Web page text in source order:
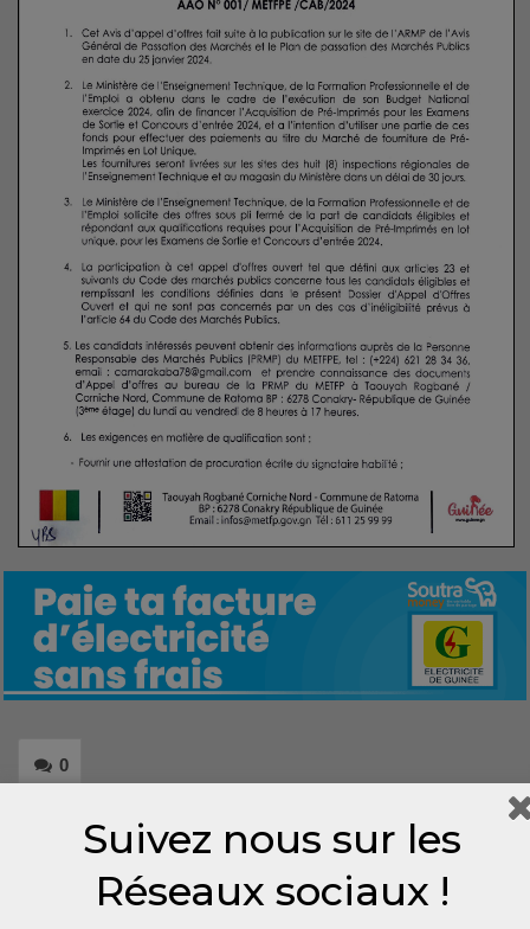
0
Share
Suivez nous sur les
Réseaux sociaux !